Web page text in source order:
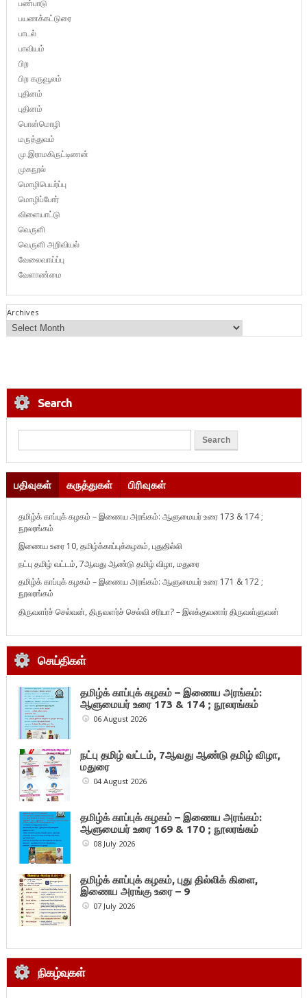
பண்பாடு
பயணக்கட்டுரை
பாடல்
பாவியம்
பிற
பிற கருவூலம்
புதினம்
புதினம்
பொன்மொழி
மருத்துவம்
மு.இராமகிருட்டிணன்
முகநூல்
மொழிபெயர்ப்பு
மொழிப்போர்
விளையாட்டு
வெருளி
வெருளி அறிவியல்
வேலைவாய்ப்பு
வேளாண்மை
Archives
Search
பதிவுகள் கருத்துகள் பிரிவுகள்
தமிழ்க் காப்புக் கழகம் – இணைய அரங்கம்: ஆளுமையர் உரை 173 & 174 ;
நூலரங்கம்
இணைய உரை 10, தமிழ்க்காப்புக்கழகம், புதுதில்லி
நட்பு தமிழ் வட்டம், 7ஆவது ஆண்டு தமிழ் விழா, மதுரை
தமிழ்க் காப்புக் கழகம் – இணைய அரங்கம்: ஆளுமையர் உரை 171 & 172 ;
நூலரங்கம்
திருவளர்ச் செல்வன், திருவளர்ச் செல்வி சரியா? – இலக்குவனார் திருவள்ளுவன்
செய்திகள்
தமிழ்க் காப்புக் கழகம் – இணைய அரங்கம்:
ஆளுமையர் உரை 173 & 174 ; நூலரங்கம்
06 August 2026
நட்பு தமிழ் வட்டம், 7ஆவது ஆண்டு தமிழ் விழா,
மதுரை
04 August 2026
தமிழ்க் காப்புக் கழகம் – இணைய அரங்கம்:
ஆளுமையர் உரை 169 & 170 ; நூலரங்கம்
08 July 2026
தமிழ்க் காப்புக் கழகம், புது தில்லிக் கிளை,
இணைய அரங்கு உரை – 9
07 July 2026
நிகழ்வுகள்